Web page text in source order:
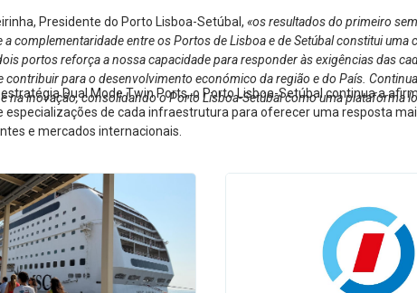
Presidente do Porto Lisboa-Setúbal, «os resultados do primeiro
complementaridade entre os Portos de Lisboa e de Setúbal constitui
portos reforça a nossa capacidade para responder às exigências das
contribuir para o desenvolvimento económico da região e do País.
na inovação, consolidando o Porto Lisboa-Setúbal como uma plataforma
Dual Mode Twin Ports, o Porto Lisboa-Setúbal continua a
especializações de cada infraestrutura para oferecer uma resposta
e mercados internacionais.